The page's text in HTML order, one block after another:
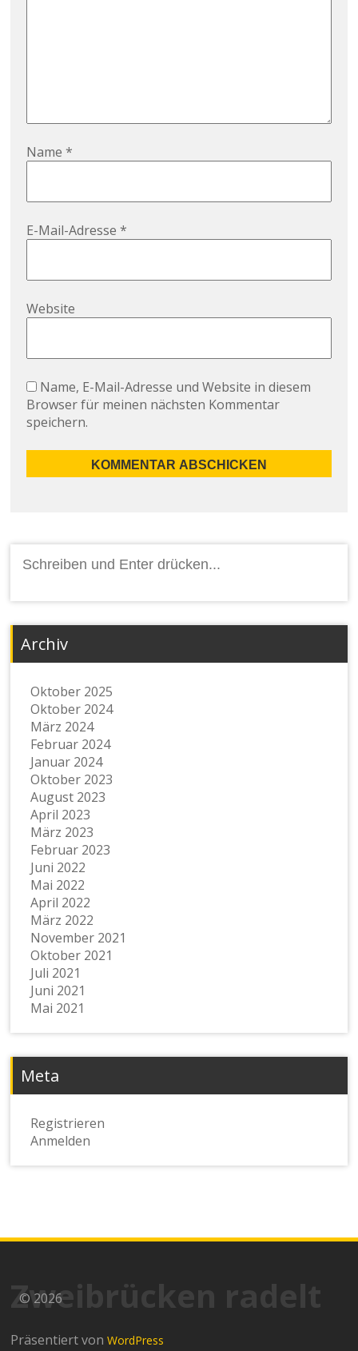
Name*
E-Mail-Adresse*
Website
Name, E-Mail-Adresse und Website in diesem
Browser für meinen nächsten Kommentar
speichern.
nach:
Archiv
Oktober 2025
Oktober 2024
März 2024
Februar 2024
Januar 2024
Oktober 2023
August 2023
April 2023
März 2023
Februar 2023
Juni 2022
Mai 2022
April 2022
März 2022
November 2021
Oktober 2021
Juli 2021
Juni 2021
Mai 2021
Meta
Registrieren
Anmelden
Zweibrücken radelt
© 2026
Präsentiert vonWordPress